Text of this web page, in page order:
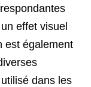
effet visuel
est également
dans les